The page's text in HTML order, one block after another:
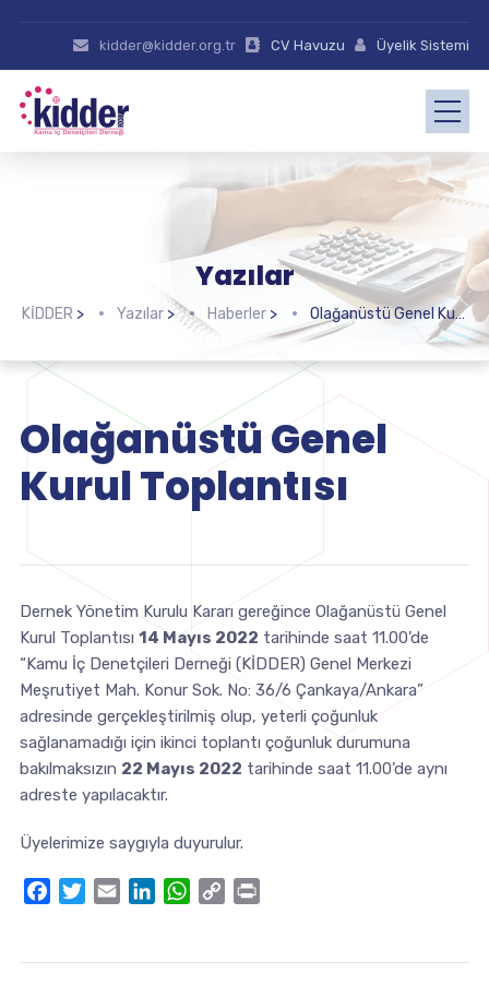
kidder@kidder.org.tr CV Havuzu Üyelik Sistemi
Yazılar
KİDDER > Yazılar> Haberler> Olağanüstü Genel Kurul Toplantısı
Olağanüstü Genel
Kurul Toplantısı
Dernek Yönetim Kurulu Kararı gereğince Olağanüstü Genel
Kurul Toplantısı 14 Mayıs 2022 tarihinde saat 11.00’de
“Kamu İç Denetçileri Derneği (KİDDER) Genel Merkezi
Meşrutiyet Mah. Konur Sok. No: 36/6 Çankaya/Ankara”
adresinde gerçekleştirilmiş olup, yeterli çoğunluk
sağlanamadığı için ikinci toplantı çoğunluk durumuna
bakılmaksızın 22 Mayıs 2022 tarihinde saat 11.00’de aynı
adreste yapılacaktır.
Üyelerimize saygıyla duyurulur.
FacebookTwitter
Email LinkedInWhatsApp
Copy